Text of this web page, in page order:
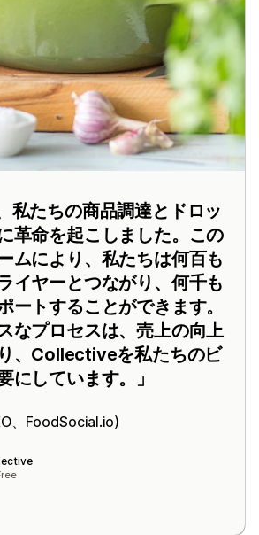
たちの商品調達とドロッ
革命を起こしました。この
ムにより、私たちは何百も
イヤーとつながり、何千も
ートすることができます。
なプロセスは、売上の向上
、Collectiveを私たちのビ
にしています。
、 FoodSocial.io)
：359件